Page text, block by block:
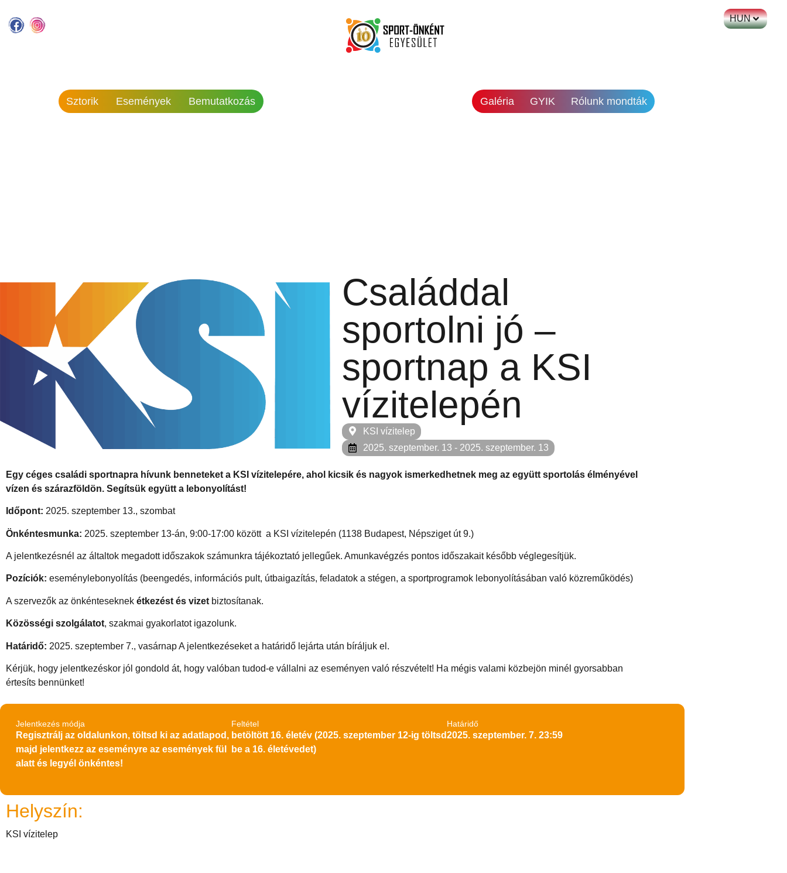
Sztorik Események Bemutatkozás Galéria GYIK Rólunk mondták
HUN
Családdal
sportolni jó –
sportnap a KSI
vízitelepén
KSI vízitelep
2025. szeptember. 13 - 2025. szeptember. 13
Egy céges családi sportnapra hívunk benneteket a KSI vízitelepére, ahol kicsik és nagyok ismerkedhetnek meg az együtt sportolás élményével
vízen és szárazföldön. Segítsük együtt a lebonyolítást!
Időpont: 2025. szeptember 13., szombat
Önkéntesmunka: 2025. szeptember 13-án, 9:00-17:00 között a KSI vízitelepén (1138 Budapest, Népsziget út 9.)
A jelentkezésnél az általtok megadott időszakok számunkra tájékoztató jellegűek. Amunkavégzés pontos időszakait később véglegesítjük.
Pozíciók: eseménylebonyolítás (beengedés, információs pult, útbaigazítás, feladatok a stégen, a sportprogramok lebonyolításában való közreműködés)
A szervezők az önkénteseknek étkezést és vizet biztosítanak.
Közösségi szolgálatot, szakmai gyakorlatot igazolunk.
Határidő: 2025. szeptember 7., vasárnap A jelentkezéseket a határidő lejárta után bíráljuk el.
Kérjük, hogy jelentkezéskor jól gondold át, hogy valóban tudod-e vállalni az eseményen való részvételt! Ha mégis valami közbejön minél gyorsabban
értesíts bennünket!
Jelentkezés módja
Regisztrálj az oldalunkon, töltsd ki az adatlapod,
majd jelentkezz az eseményre az események fül
alatt és legyél önkéntes!
Feltétel
betöltött 16. életév (2025. szeptember 12-ig töltsd
be a 16. életévedet)
Határidő
2025. szeptember. 7. 23:59
Helyszín:
KSI vízitelep